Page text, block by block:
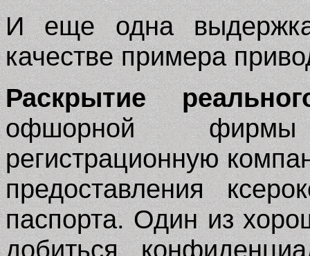
И еще одна
качестве примера
Раскрытие
офшорной
регистрационную
предоставления
паспорта. Один из
добиться